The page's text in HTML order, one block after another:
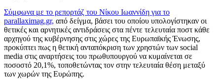
Σύμφωνα με το ρεπορτάζ του Νίκου Ιωαννίδη για το
parallaximag.gr, από δείγμα, βάσει του οποίου υπολογίστηκαν οι
θετικές και αρνητικές αντιδράσεις στα πέντε τελευταία ποστ κάθε
αρχηγού της κυβέρνησης στις χώρες της Ευρωπαϊκής Ένωσης,
προκύπτει πως η θετική ανταπόκριση των χρηστών των social
media στις αναρτήσεις του πρωθυπουργού να κυμαίνεται σε
ποσοστό 20,1%, τοποθετώντας τον στην τελευταία θέση μεταξύ
των χωρών της Ευρώπης.